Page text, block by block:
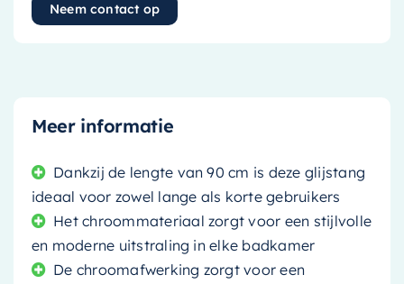
Neem contact op
Meer informatie
Dankzij de lengte van 90 cm is deze glijstang
ideaal voor zowel lange als korte gebruikers
Het chroommateriaal zorgt voor een stijlvolle
en moderne uitstraling in elke badkamer
De chroomafwerking zorgt voor een